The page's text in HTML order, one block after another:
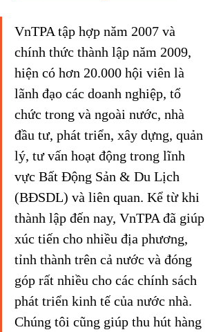
VnTPA tập hợp năm 2007 và
chính thức thành lập năm 2009,
hiện có hơn 20.000 hội viên là
lãnh đạo các doanh nghiệp, tổ
chức trong và ngoài nước, nhà
đầu tư, phát triển, xây dựng, quản
lý, tư vấn hoạt động trong lĩnh
vực Bất Động Sản & Du Lịch
(BĐSDL) và liên quan. Kể từ khi
thành lập đến nay, VnTPA đã giúp
xúc tiến cho nhiều địa phương,
tỉnh thành trên cả nước và đóng
góp rất nhiều cho các chính sách
phát triển kinh tế của nước nhà.
Chúng tôi cũng giúp thu hút hàng